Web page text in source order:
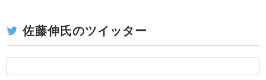
佐藤伸氏のツイッター